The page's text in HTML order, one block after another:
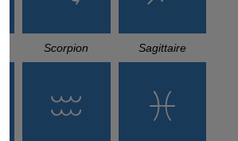
Scorpion Sagittaire